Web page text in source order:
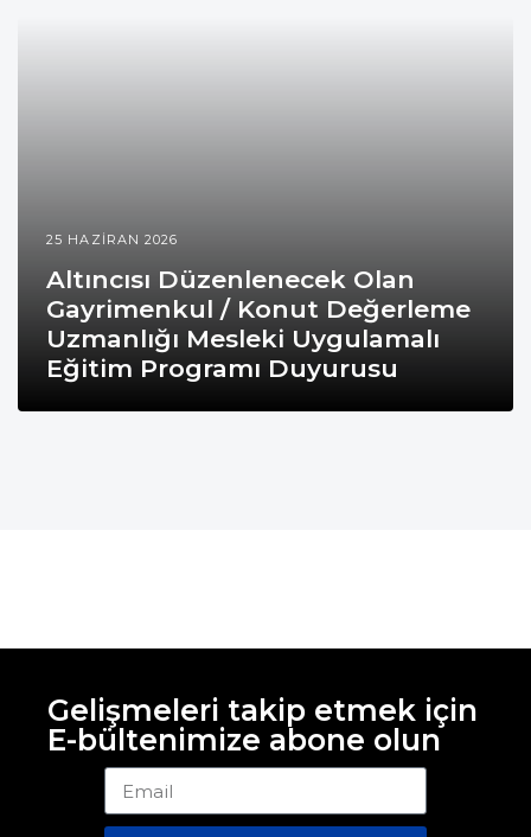
25 HAZIRAN 2026
Altıncısı Düzenlenecek Olan
Gayrimenkul / Konut Değerleme
Uzmanlığı Mesleki Uygulamalı
Eğitim Programı Duyurusu
Gelişmeleri takip etmek için
E-bültenimize abone olun